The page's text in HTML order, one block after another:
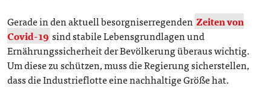
Gerade in den aktuell besorgniserregenden Zeiten von
Covid-19 sind stabile Lebensgrundlagen und
Ernährungssicherheit der Bevölkerung überaus wichtig.
Um diese zu schützen, muss die Regierung sicherstellen,
dass die Industrieflotte eine nachhaltige Größe hat.